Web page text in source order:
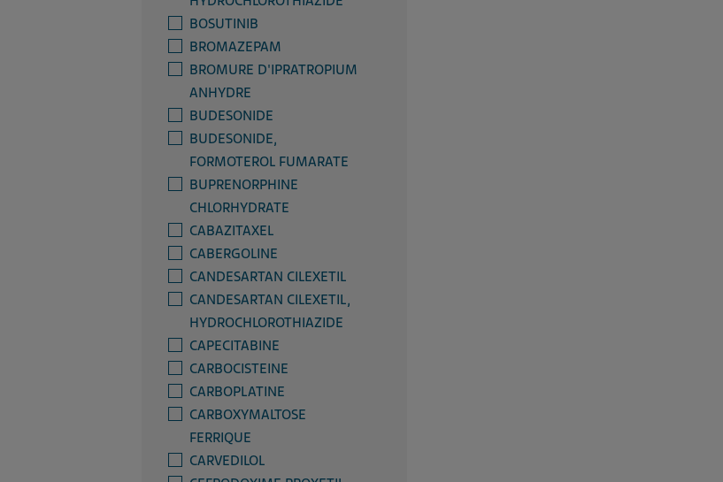
BOSUTINIB
BROMAZEPAM
BROMURE D'IPRATROPIUM
ANHYDRE
BUDESONIDE
BUDESONIDE,
FORMOTEROL FUMARATE
BUPRENORPHINE
CHLORHYDRATE
CABAZITAXEL
CABERGOLINE
CANDESARTAN CILEXETIL
CANDESARTAN CILEXETIL,
HYDROCHLOROTHIAZIDE
CAPECITABINE
CARBOCISTEINE
CARBOPLATINE
CARBOXYMALTOSE
FERRIQUE
CARVEDILOL